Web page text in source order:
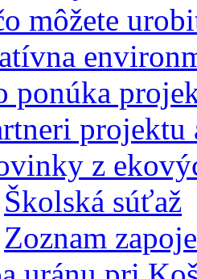
môžete
ponúka
projektu
z
Školská súťaž
Zoznam